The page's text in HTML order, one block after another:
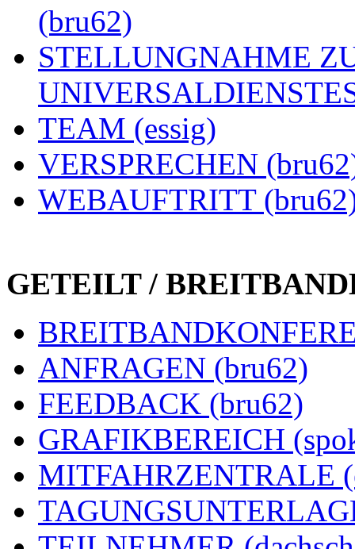
(bru62)
STELLUNGNAHME
TEAM (essig)
VERSPRECHEN
WEBAUFTRITT
GETEILT /
ANFRAGEN (bru62)
FEEDBACK (bru62)
GRAFIKBEREICH
MITFAHRZENTRALE